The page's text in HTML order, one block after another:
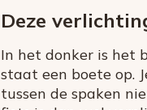
Deze
In het donker is het
staat een boete op.
tussen de spaken